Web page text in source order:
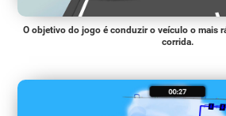
O objetivo do jogo é conduzir o veículo o mais
corrida.